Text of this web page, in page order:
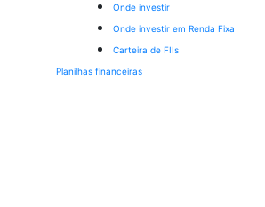
Onde investir
Onde investir em Renda Fixa
Carteira de FIIs
Planilhas financeiras